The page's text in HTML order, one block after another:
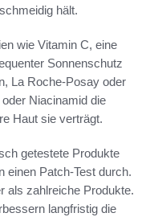
hält.
wie Vitamin C, eine
Sonnenschutz
La Roche-Posay oder
Niacinamid die
Haut sie verträgt.
getestete Produkte
einen Patch-Test durch.
als zahlreiche Produkte.
langfristig die